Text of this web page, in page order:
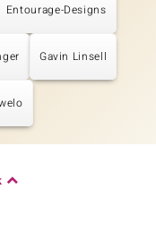
Entourage-Designs
Gavin Linsell